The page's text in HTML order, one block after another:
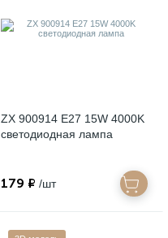
ZX 900914 E27 15W 4000K
светодиодная лампа
179 ₽ /шт